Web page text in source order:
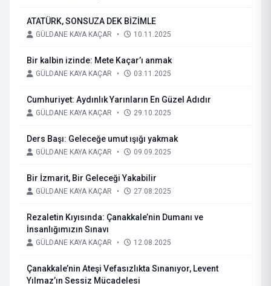
ATATÜRK, SONSUZA DEK BİZİMLE
GÜLDANE KAYA KAÇAR • 10.11.2025
Bir kalbin izinde: Mete Kaçar’ı anmak
GÜLDANE KAYA KAÇAR • 03.11.2025
Cumhuriyet: Aydınlık Yarınların En Güzel Adıdır
GÜLDANE KAYA KAÇAR • 29.10.2025
Ders Başı: Geleceğe umut ışığı yakmak
GÜLDANE KAYA KAÇAR • 09.09.2025
Bir İzmarit, Bir Geleceği Yakabilir
GÜLDANE KAYA KAÇAR • 27.08.2025
Rezaletin Kıyısında: Çanakkale’nin Dumanı ve
İnsanlığımızın Sınavı
GÜLDANE KAYA KAÇAR • 12.08.2025
Çanakkale’nin Ateşi Vefasızlıkta Sınanıyor, Levent
Yılmaz’ın Sessiz Mücadelesi